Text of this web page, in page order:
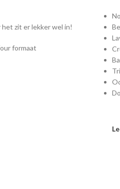
zit er lekker wel in!
formaat